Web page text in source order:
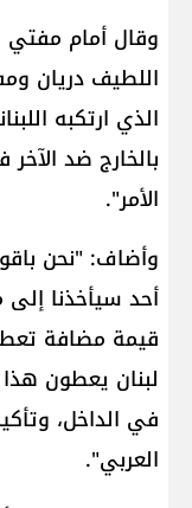
وقال أمام مفتي
اللطيف دريان
الذي ارتكبه
بالخارج ضد
الأمر".
وأضاف: "نحن
أحد سيأخذنا إلى
قيمة مضافة
لبنان يعطون هذا
في الداخل،
العربي".